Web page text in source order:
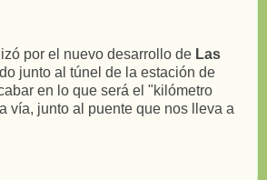
por el nuevo desarrollo de Las
junto al túnel de la estación de
en lo que será el "kilómetro
vía, junto al puente que nos lleva a